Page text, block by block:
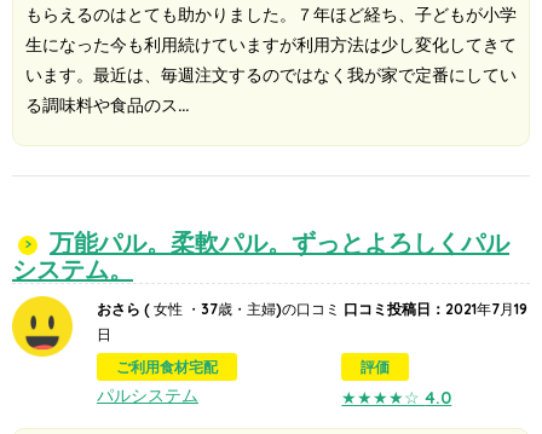
もらえるのはとても助かりました。７年ほど経ち、子どもが小学
生になった今も利用続けていますが利用方法は少し変化してきて
います。最近は、毎週注文するのではなく我が家で定番にしてい
る調味料や食品のス…
万能パル。柔軟パル。ずっとよろしくパル
システム。
おさら ( 女性 ・37歳・主婦)の口コミ 口コミ投稿日： 2021年7月19
日
ご利用食材宅配
パルシステム
評価
★★★★☆4.0